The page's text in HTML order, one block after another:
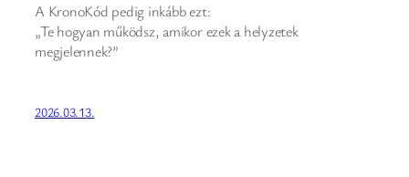
A KronoKód pedig inkább ezt:
„Te hogyan működsz, amikor ezek a helyzetek
megjelennek?”
2026.03.13.